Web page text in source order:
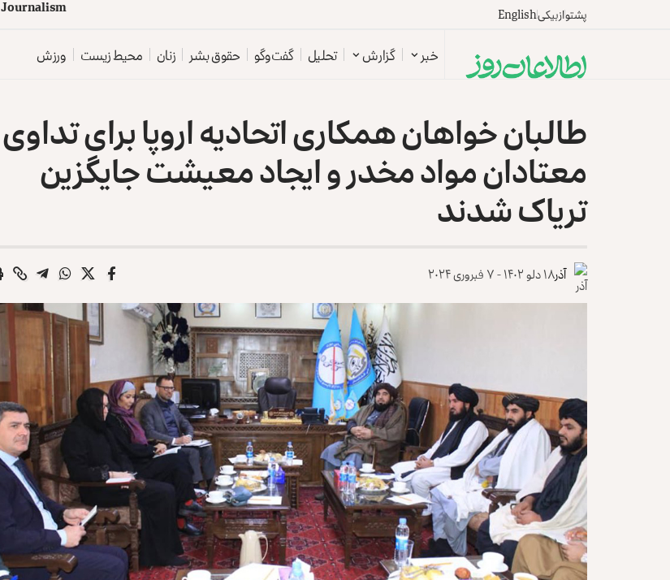
پشتوازبیکیEnglish
m
s
i
l
a
n
r
u
o
J
خبر گزارش تحلیل گفت‌وگو حقوق بشر زنان محیط زیست ورزش
طالبان خواهان همکاری اتحادیه اروپا برای تداوی
معتادان مواد مخدر و ایجاد معیشت جایگزین
تریاک شدند
آذر۱۸ دلو ۱۴۰۲ - ۷ فبروری ۲۰۲۴